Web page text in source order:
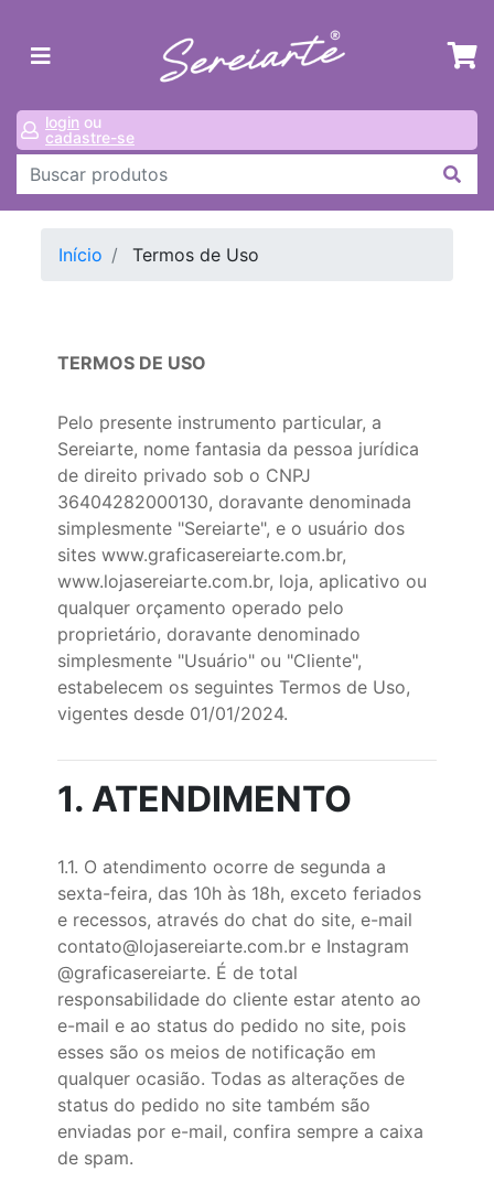
login ou
cadastre-se
Início Termos de Uso
TERMOS DE USO
Pelo presente instrumento particular, a
Sereiarte, nome fantasia da pessoa jurídica
de direito privado sob o CNPJ
36404282000130, doravante denominada
simplesmente "Sereiarte", e o usuário dos
siteswww.graficasereiarte.com.br,
www.lojasereiarte.com.br, loja, aplicativo ou
qualquer orçamento operado pelo
proprietário, doravante denominado
simplesmente "Usuário" ou "Cliente",
estabelecem os seguintes Termos de Uso,
vigentes desde 01/01/2024.
1. ATENDIMENTO
1.1. O atendimento ocorre de segunda a
sexta-feira, das 10h às 18h, exceto feriados
e recessos, através do chat do site, e-mail
contato@lojasereiarte.com.br e Instagram
@graficasereiarte. É de total
responsabilidade do cliente estar atento ao
e-mail e ao status do pedido no site, pois
esses são os meios de notificação em
qualquer ocasião. Todas as alterações de
status do pedido no site também são
enviadas por e-mail, confira sempre a caixa
de spam.